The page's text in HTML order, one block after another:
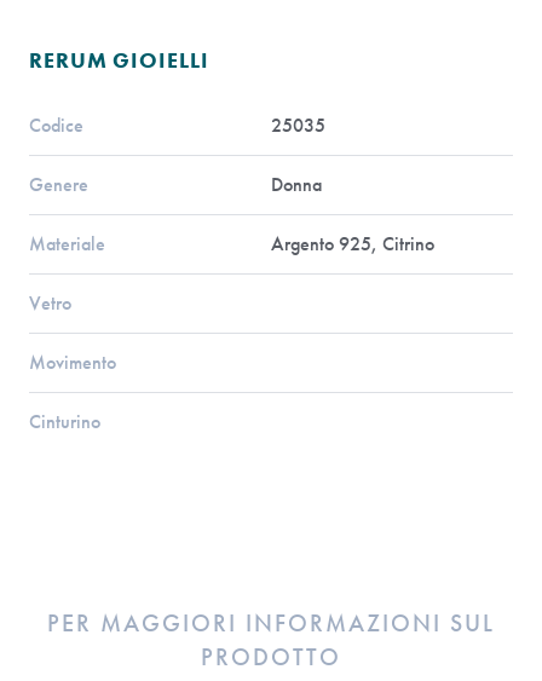
RERUM GIOIELLI
Codice 25035
Genere Donna
Materiale Argento 925, Citrino
Vetro
Movimento
Cinturino
PER MAGGIORI INFORMAZIONI SUL
PRODOTTO